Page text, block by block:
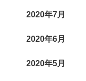
2020年7月
2020年6月
2020年5月